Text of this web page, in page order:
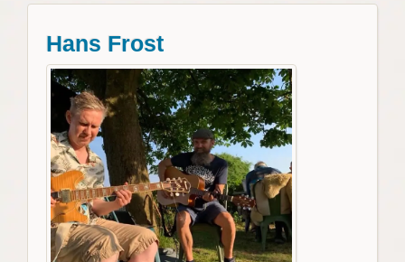
Hans Frost